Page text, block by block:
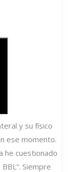
y su físico
ese momento.
he cuestionado
Siempre